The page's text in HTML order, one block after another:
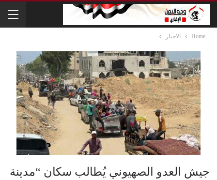
Home الاخبار
جيش العدو الصهيوني يُطالب سكان “مدينة